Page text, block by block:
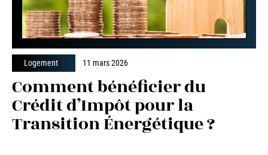
Logement 11 mars 2026
Comment bénéficier du
Crédit d’Impôt pour la
Transition Énergétique ?